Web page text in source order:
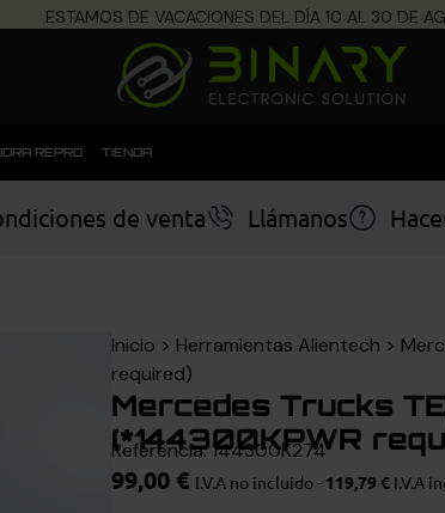
ESTAMOS DE VACACIONES DEL DÍA 10 AL 30 DE
REPRO TIENDA
de venta Llámanos
Inicio > Herramientas Alientech >
required)
Mercedes Trucks
(*144300KPWR
Referencia: 144300K274
99,00 € I.V.A no incluido - 119,79 €I.V.A